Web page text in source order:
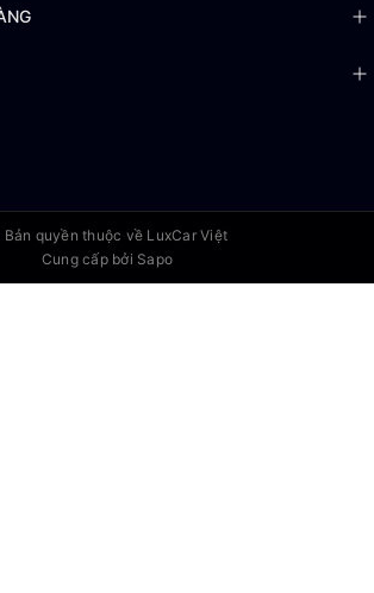
quyền thuộc về LuxCar Việt
Cung cấp bởi Sapo